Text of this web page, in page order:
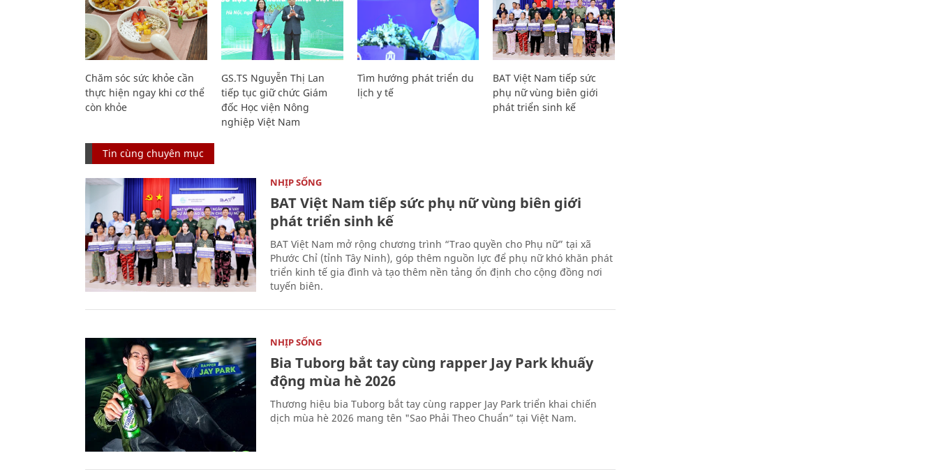
Chăm sóc sức khỏe cần
thực hiện ngay khi cơ thể
còn khỏe
GS.TS Nguyễn Thị Lan
tiếp tục giữ chức Giám
đốc Học viện Nông
nghiệp Việt Nam
Tìm hướng phát triển du
lịch y tế
BAT Việt Nam tiếp sức
phụ nữ vùng biên giới
phát triển sinh kế
Tin cùng chuyên mục
NHỊP SỐNG
BAT Việt Nam tiếp sức phụ nữ vùng biên giới
phát triển sinh kế
BAT Việt Nam mở rộng chương trình “Trao quyền cho Phụ nữ” tại xã
Phước Chỉ (tỉnh Tây Ninh), góp thêm nguồn lực để phụ nữ khó khăn phát
triển kinh tế gia đình và tạo thêm nền tảng ổn định cho cộng đồng nơi
tuyến biên.
NHỊP SỐNG
Bia Tuborg bắt tay cùng rapper Jay Park khuấy
động mùa hè 2026
Thương hiệu bia Tuborg bắt tay cùng rapper Jay Park triển khai chiến
dịch mùa hè 2026 mang tên "Sao Phải Theo Chuẩn” tại Việt Nam.